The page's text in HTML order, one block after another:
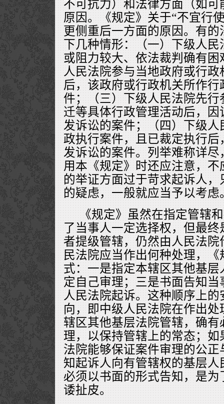
不可抗力）和法律方面（如
原因。《规定》关于“不宜行
更侧重后一方面的原因。有
下几种情形：（一）下级人
或阻力较大、依法裁判确有
人民法院参与当地政府或行
后，该政府或行政机关所作
件；（三）下级人民法院先
迁等具体行政管理活动后，
发诉讼的案件；（四）下级
政执行案件，且已裁定执行
发诉讼的案件。列举难称详
用本《规定》时还应注意，不
的举证方面过于苛求起诉人
的疑虑，一般就应当予以考虑
《规定》虽然在指定管辖
了当事人一定选择权，但最
者提级管辖，仍然由人民法
民法院应当作出何种处理，
式：一是指定本辖区其他基
定自己审理；三是书面告知
人民法院起诉。这种顺序上
向，即中级人民法院在作出
辖区其他基层法院管辖，确
理，以保持管辖上的常态；
法院能够保证案件审理的公
知起诉人向有管辖权的基层
必须以书面的形式告知，是
诿扯皮。